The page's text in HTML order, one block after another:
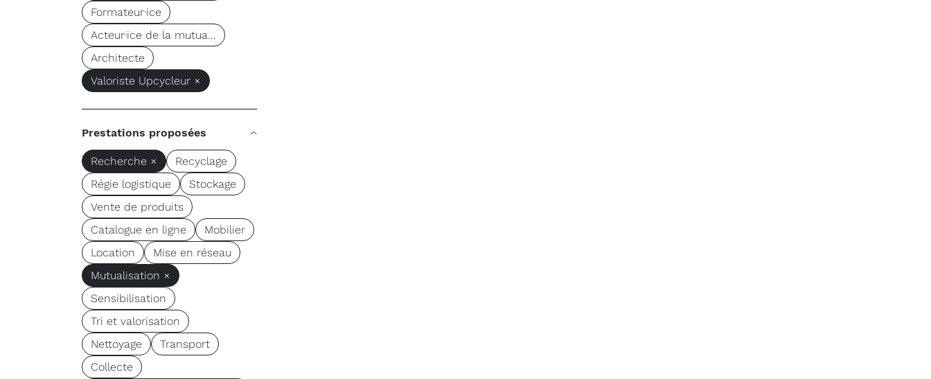
Formateur·ice
Acteur·ice de la mutua...
Architecte
Valoriste Upcycleur ×
Prestations proposées
Recherche ×
Recyclage
Régie logistique
Stockage
Vente de produits
Catalogue en ligne
Mobilier
Location
Mise en réseau
Mutualisation ×
Sensibilisation
Tri et valorisation
Nettoyage
Transport
Collecte